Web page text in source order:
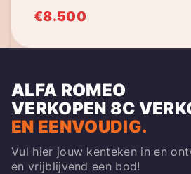
€8.500
ALFA ROMEO
VERKOPEN 8C
EN EENVOUDIG.
Vul hier jouw kenteken in en
en vrijblijvend een bod!